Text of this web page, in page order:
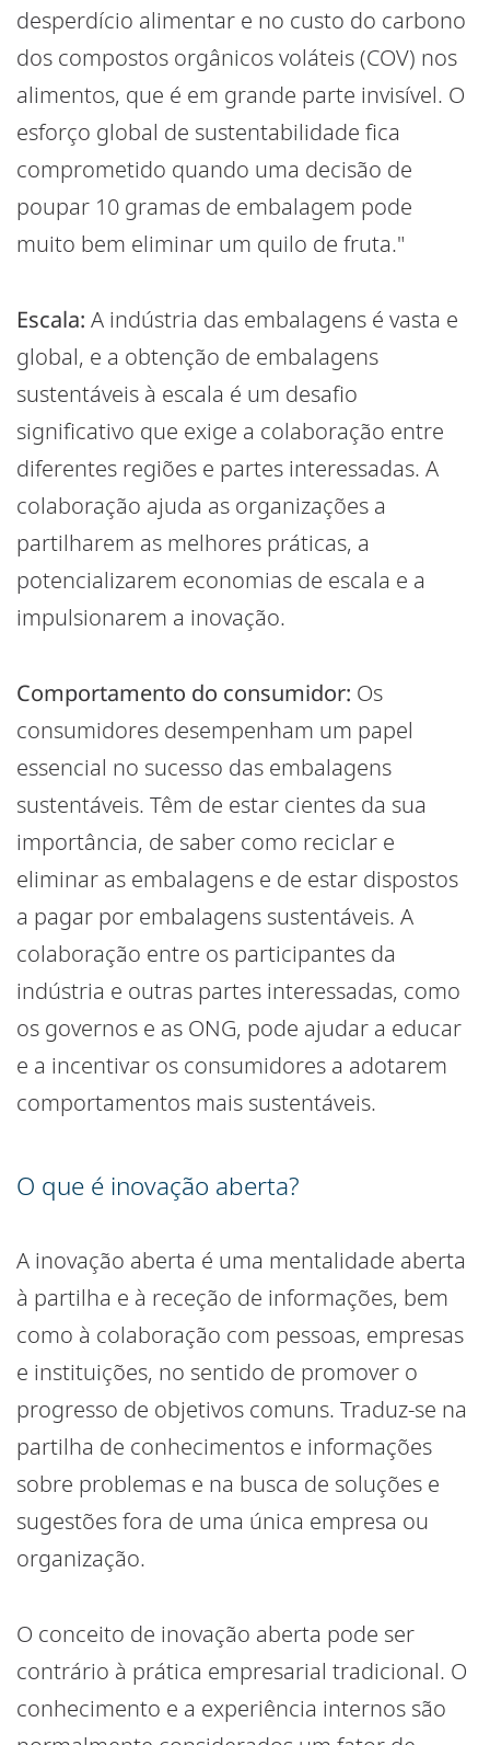
desperdício alimentar e no custo do carbono
dos compostos orgânicos voláteis (COV) nos
alimentos, que é em grande parte invisível. O
esforço global de sustentabilidade fica
comprometido quando uma decisão de
poupar 10 gramas de embalagem pode
muito bem eliminar um quilo de fruta."
Escala: A indústria das embalagens é vasta e
global, e a obtenção de embalagens
sustentáveis à escala é um desafio
significativo que exige a colaboração entre
diferentes regiões e partes interessadas. A
colaboração ajuda as organizações a
partilharem as melhores práticas, a
potencializarem economias de escala e a
impulsionarem a inovação.
Comportamento do consumidor: Os
consumidores desempenham um papel
essencial no sucesso das embalagens
sustentáveis. Têm de estar cientes da sua
importância, de saber como reciclar e
eliminar as embalagens e de estar dispostos
a pagar por embalagens sustentáveis. A
colaboração entre os participantes da
indústria e outras partes interessadas, como
os governos e as ONG, pode ajudar a educar
e a incentivar os consumidores a adotarem
comportamentos mais sustentáveis.
O que é inovação aberta?
A inovação aberta é uma mentalidade aberta
à partilha e à receção de informações, bem
como à colaboração com pessoas, empresas
e instituições, no sentido de promover o
progresso de objetivos comuns. Traduz-se na
partilha de conhecimentos e informações
sobre problemas e na busca de soluções e
sugestões fora de uma única empresa ou
organização.
O conceito de inovação aberta pode ser
contrário à prática empresarial tradicional. O
conhecimento e a experiência internos são